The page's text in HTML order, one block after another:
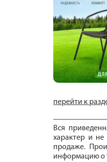
перейти к
Вся
характер и не
продаже.
информацию о